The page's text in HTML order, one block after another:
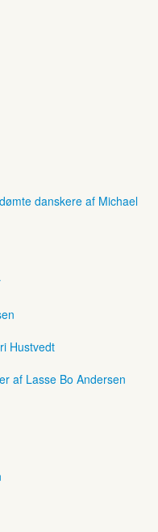
danskere af Michael
Hustvedt
af Lasse Bo Andersen